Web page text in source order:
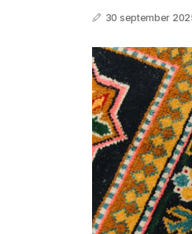
30 september